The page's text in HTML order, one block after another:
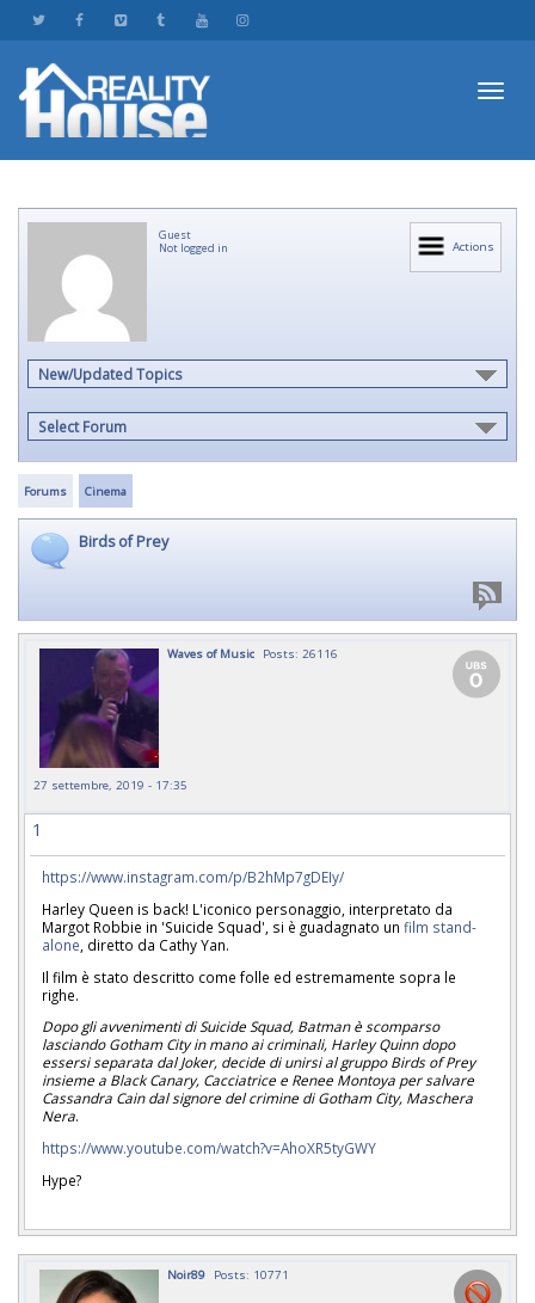
Actions
Guest
Not logged in
New/Updated Topics
Select Forum
Forums Cinema
Birds of Prey
Waves of Music Posts: 26116
27 settembre, 2019 - 17:35
1
https://www.instagram.com/p/B2hMp7gDEIy/
Harley Queen is back! L'iconico personaggio, interpretato da
Margot Robbie in 'Suicide Squad', si è guadagnato un film stand-
alone , diretto da Cathy Yan.
Il film è stato descritto come folle ed estremamente sopra le
righe.
Dopo gli avvenimenti di Suicide Squad, Batman è scomparso
lasciando Gotham City in mano ai criminali, Harley Quinn dopo
essersi separata dal Joker, decide di unirsi al gruppo Birds of Prey
insieme a Black Canary, Cacciatrice e Renee Montoya per salvare
Cassandra Cain dal signore del crimine di Gotham City, Maschera
Nera.
https://www.youtube.com/watch?v=AhoXR5tyGWY
Hype?
Noir89 Posts: 10771